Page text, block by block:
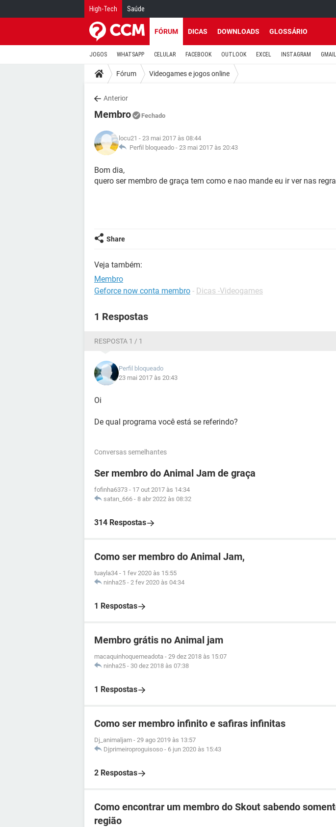
High-Tech Saúde
FÓRUM DICAS DOWNLOADS GLOSSÁRIO
JOGOS WHATSAPP CELULAR FACEBOOK OUTLOOK EXCEL INSTAGRAM GMAIL
Fórum Videogames e jogos online
Anterior
Membro Fechado
locu21 - 23 mai 2017 às 08:44
Perfil bloqueado - 23 mai 2017 às 20:43
Bom dia,
quero ser membro de graça tem como e nao mande eu ir ver nas
Share
Veja também:
Membro
Geforce now conta membro - Dicas -Videogames
1 Respostas
RESPOSTA 1 / 1
Perfil bloqueado
23 mai 2017 às 20:43
Oi
De qual programa você está se referindo?
Conversas semelhantes
Ser membro do Animal Jam de graça
fofinha6373 - 17 out 2017 às 14:34
satan_666 - 8 abr 2022 às 08:32
314 Respostas
Como ser membro do Animal Jam,
tuayla34 - 1 fev 2020 às 15:55
ninha25 - 2 fev 2020 às 04:34
1 Respostas
Membro grátis no Animal jam
macaquinhoquemeadota - 29 dez 2018 às 15:07
ninha25 - 30 dez 2018 às 07:38
1 Respostas
Como ser membro infinito e safiras infinitas
Dj_animaljam - 29 ago 2019 às 13:57
Djprimeiroproguisoso - 6 jun 2020 às 15:43
2 Respostas
Como encontrar um membro do Skout sabendo
região